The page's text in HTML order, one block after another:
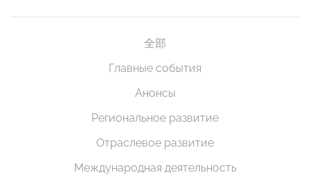
全部
Главные события
Анонсы
Региональное развитие
Отраслевое развитие
Международная деятельность